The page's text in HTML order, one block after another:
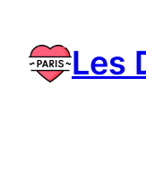
content
Les